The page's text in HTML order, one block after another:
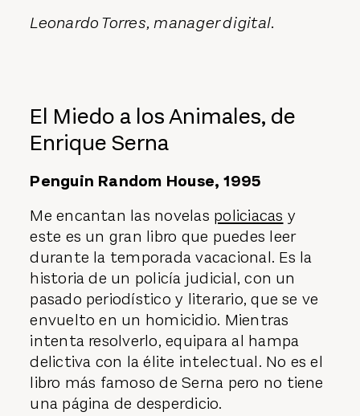
Leonardo Torres, manager digital.
El Miedo a los Animales, de
Enrique Serna
Penguin Random House, 1995
Me encantan las novelas policiacas y
este es un gran libro que puedes leer
durante la temporada vacacional. Es la
historia de un policía judicial, con un
pasado periodístico y literario, que se ve
envuelto en un homicidio. Mientras
intenta resolverlo, equipara al hampa
delictiva con la élite intelectual. No es el
libro más famoso de Serna pero no tiene
una página de desperdicio.